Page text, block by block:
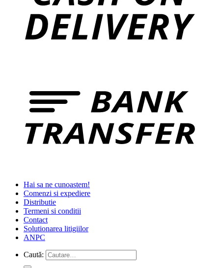
Hai sa ne cunoastem!
Comenzi si expediere
Distributie
Termeni si conditii
Contact
Solutionarea litigiilor
ANPC
Caută: